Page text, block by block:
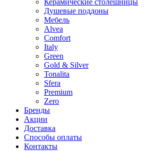
Керамические столешницы
Душевые поддоны
Мебель
Alvea
Comfort
Italy
Green
Gold & Silver
Tonalita
Sfera
Premium
Zero
Бренды
Акции
Доставка
Способы оплаты
Контакты